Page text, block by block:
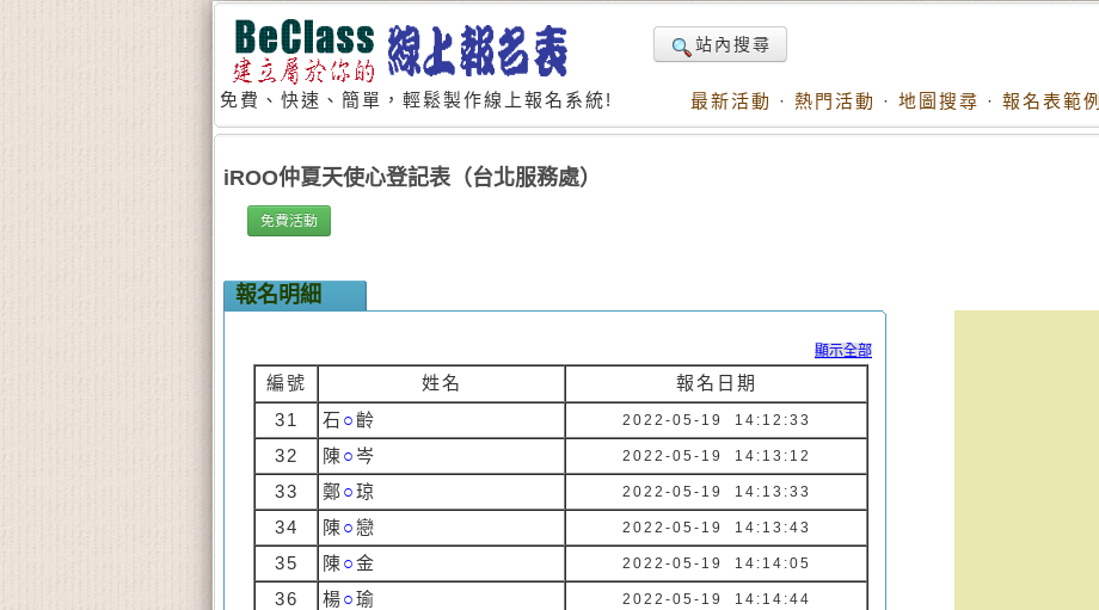
免費、快速、簡單，輕鬆製作線上報名系統!
站內搜尋
最新活動 · 熱門活動 · 地圖搜尋 · 報名表範例
iROO仲夏天使心登記表（台北服務處）
免費活動
報名明細
顯示全部
編號 姓名
報名日期
31
石 ○齡 2022-05-19 14:12:33
32 陳○岑 2022-05-19 14:13:12
33 鄭○琼 2022-05-19 14:13:33
34 陳○戀 2022-05-19 14:13:43
35 陳○金 2022-05-19 14:14:05
36 楊○瑜 2022-05-19 14:14:44